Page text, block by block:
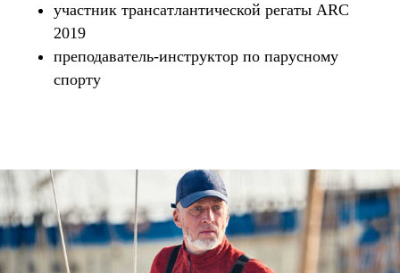
участник трансатлантической регаты ARC
2019
преподаватель-инструктор по парусному
спорту